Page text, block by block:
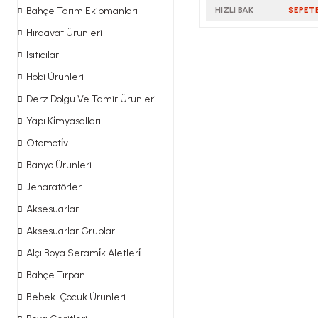
Bahçe Tarım Ekipmanları
Hırdavat Ürünleri
Isıtıcılar
Hobi Ürünleri
Derz Dolgu Ve Tamir Ürünleri
Yapı Ki̇myasalları
Otomoti̇v
Banyo Ürünleri
Jenaratörler
Aksesuarlar
Aksesuarlar Grupları
Alçı Boya Serami̇k Aletleri̇
Bahçe Tırpan
Bebek-Çocuk Ürünleri
HIZLI BAK